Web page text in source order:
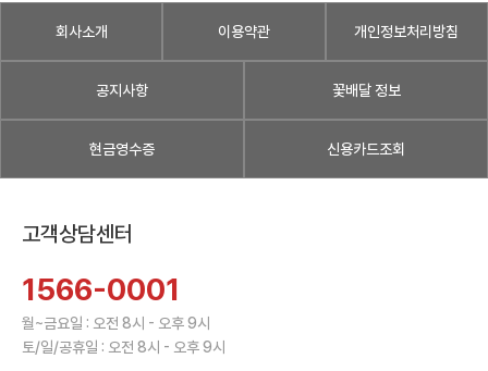
회사소개 이용약관 개인정보처리방침
공지사항 꽃배달 정보
현금영수증 신용카드조회
고객상담센터
1566-0001
월~금요일 : 오전 8시 - 오후 9시
토/일/공휴일 : 오전 8시 - 오후 9시